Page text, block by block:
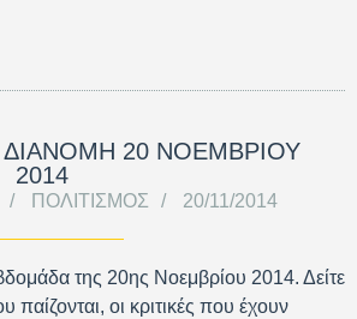
ΔΙΑΝΟΜΗ 20 ΝΟΕΜΒΡΙΟΥ
2014
ΠΟΛΙΤΙΣΜΌΣ 20/11/2014
της 20ης Νοεμβρίου 2014. Δείτε
παίζονται, οι κριτικές που έχουν